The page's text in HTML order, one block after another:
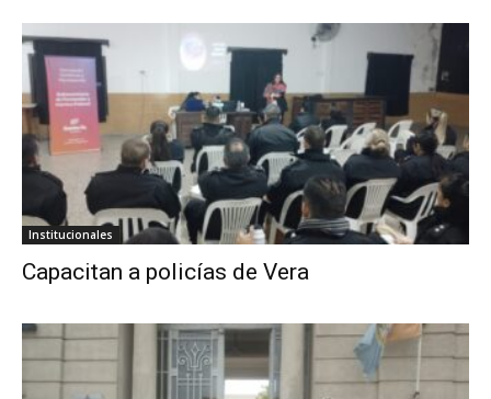
Institucionales
Capacitan a policías de Vera